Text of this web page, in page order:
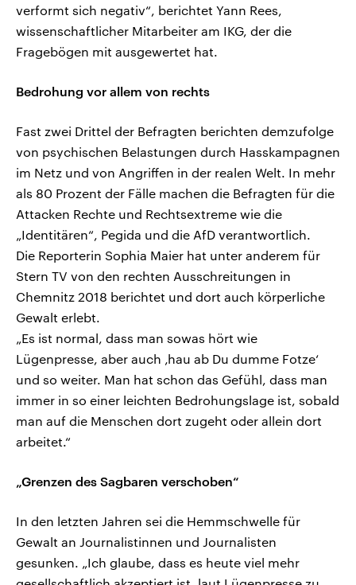
verformt sich negativ“, berichtet Yann Rees,
wissenschaftlicher Mitarbeiter am IKG, der die
Fragebögen mit ausgewertet hat.
Bedrohung vor allem von rechts
Fast zwei Drittel der Befragten berichten demzufolge
von psychischen Belastungen durch Hasskampagnen
im Netz und von Angriffen in der realen Welt. In mehr
als 80 Prozent der Fälle machen die Befragten für die
Attacken Rechte und Rechtsextreme wie die
„Identitären“, Pegida und die AfD verantwortlich.
Die Reporterin Sophia Maier hat unter anderem für
Stern TV von den rechten Ausschreitungen in
Chemnitz 2018 berichtet und dort auch körperliche
Gewalt erlebt.
„Es ist normal, dass man sowas hört wie
Lügenpresse, aber auch ‚hau ab Du dumme Fotze‘
und so weiter. Man hat schon das Gefühl, dass man
immer in so einer leichten Bedrohungslage ist, sobald
man auf die Menschen dort zugeht oder allein dort
arbeitet.“
„Grenzen des Sagbaren verschoben“
In den letzten Jahren sei die Hemmschwelle für
Gewalt an Journalistinnen und Journalisten
gesunken. „Ich glaube, dass es heute viel mehr